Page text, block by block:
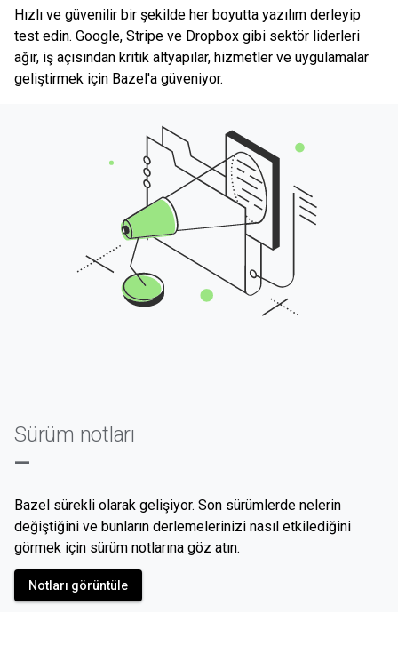
Hızlı ve güvenilir bir şekilde her boyutta yazılım derleyip
test edin. Google, Stripe ve Dropbox gibi sektör liderleri
ağır, iş açısından kritik altyapılar, hizmetler ve uygulamalar
geliştirmek için Bazel'a güveniyor.
Sürüm notları
—
Bazel sürekli olarak gelişiyor. Son sürümlerde nelerin
değiştiğini ve bunların derlemelerinizi nasıl etkilediğini
görmek için sürüm notlarına göz atın.
Notları görüntüle